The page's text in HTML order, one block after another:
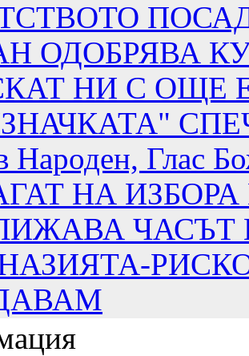
ОДОБРЯВА
НИ С ОЩЕ
Народен, Глас
НА
ЧАСЪТ